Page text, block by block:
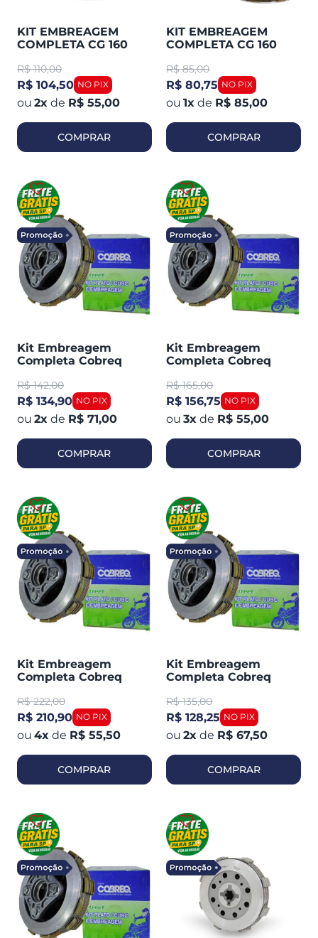
KIT EMBREAGEM
COMPLETA CG 160
(MAGNETRON)
90295090
R$ 110,00
R$ 104,50
2x de R$ 55,00
COMPRAR
KIT EMBREAGEM
COMPLETA CG 160
190 (WGK) 10116921
R$ 85,00
R$ 80,75
1x de R$ 85,00
COMPRAR
Kit Embreagem
Completa Cobreq
Titan 150 / FAN 125 09
/ BROS 150
R$ 142,00
R$ 134,90
2x de R$ 71,00
COMPRAR
Kit Embreagem
Completa Cobreq
Titan 95 / 99 / Titan
2000 / FAN / Today /
CG
R$ 165,00
R$ 156,75
3x de R$ 55,00
COMPRAR
Kit Embreagem
Completa Cobreq
Twister CBX 250 /
Tornado XR 250
R$ 222,00
R$ 210,90
4x de R$ 55,50
COMPRAR
Kit Embreagem
Completa Cobreq
YBR 125 / XTZ 125
R$ 135,00
R$ 128,25
2x de R$ 67,50
COMPRAR